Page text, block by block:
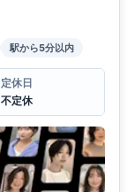
駅から5分以内
定休日
不定休